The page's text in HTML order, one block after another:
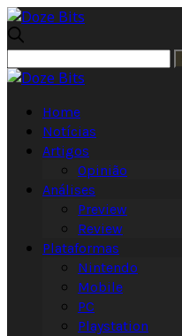
Home
Notícias
Artigos
Opinião
Análises
Preview
Review
Plataformas
Nintendo
Mobile
PC
Playstation